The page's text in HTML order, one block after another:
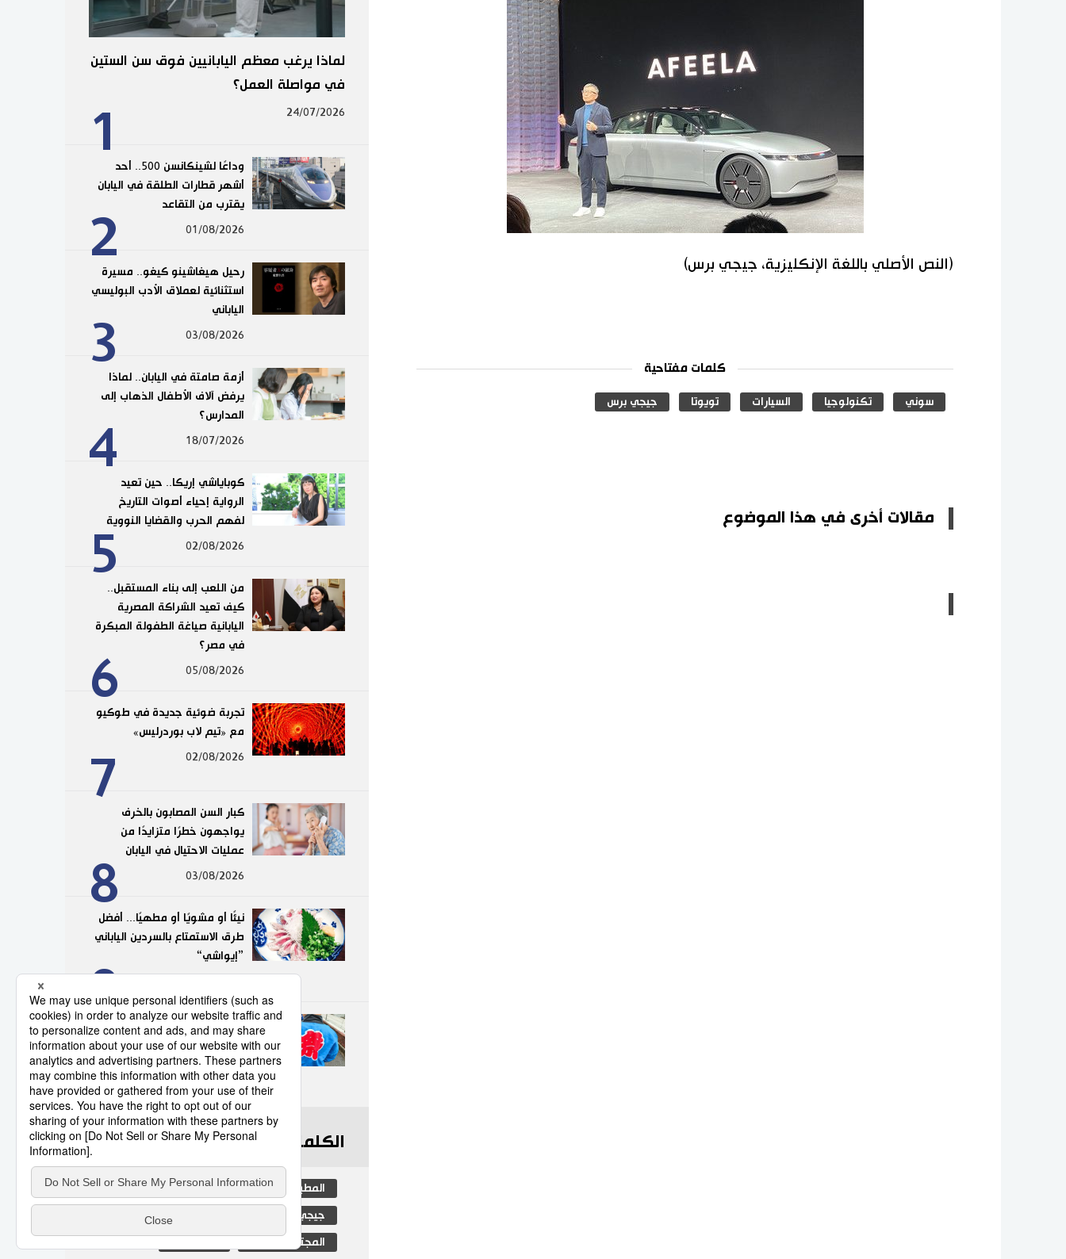
(النص الأصلي باللغة الإنكليزية، جيجي برس)
كلمات مفتاحية
سوني تكنولوجيا السيارات تويوتا جيجي برس
مقالات أخرى في هذا الموضوع
1
لماذا يرغب معظم اليابانيين فوق سن الستين
في مواصلة العمل؟
24/07/2026
2
وداعًا لشينكانسن 500.. أحد
أشهر قطارات الطلقة في اليابان
يقترب من التقاعد
01/08/2026
3
رحيل هيغاشينو كيغو.. مسيرة
استثنائية لعملاق الأدب البوليسي
الياباني
03/08/2026
4
أزمة صامتة في اليابان.. لماذا
يرفض آلاف الأطفال الذهاب إلى
المدارس؟
18/07/2026
5
كوباياشي إريكا.. حين تعيد
الرواية إحياء أصوات التاريخ
لفهم الحرب والقضايا النووية
02/08/2026
6
من اللعب إلى بناء المستقبل..
كيف تعيد الشراكة المصرية
اليابانية صياغة الطفولة المبكرة
في مصر؟
05/08/2026
7
تجربة ضوئية جديدة في طوكيو
مع «تيم لاب بوردرليس»
02/08/2026
8
كبار السن المصابون بالخرف
يواجهون خطرًا متزايدًا من
عمليات الاحتيال في اليابان
03/08/2026
9
نيئًا أو مشويًا أو مطهيًا... أفضل
طرق الاستمتاع بالسردين الياباني
”إيواشي“
10
”هابي“.. السترة التقليدية التي
تضفي روحًا خاصة على
المهرجانات اليابانية
05/08/2026
الكلمات الأكثر بحثا
المطبخ الياباني ثقافة اليابان
جيجي برس الكاكي
المجتمع الياباني